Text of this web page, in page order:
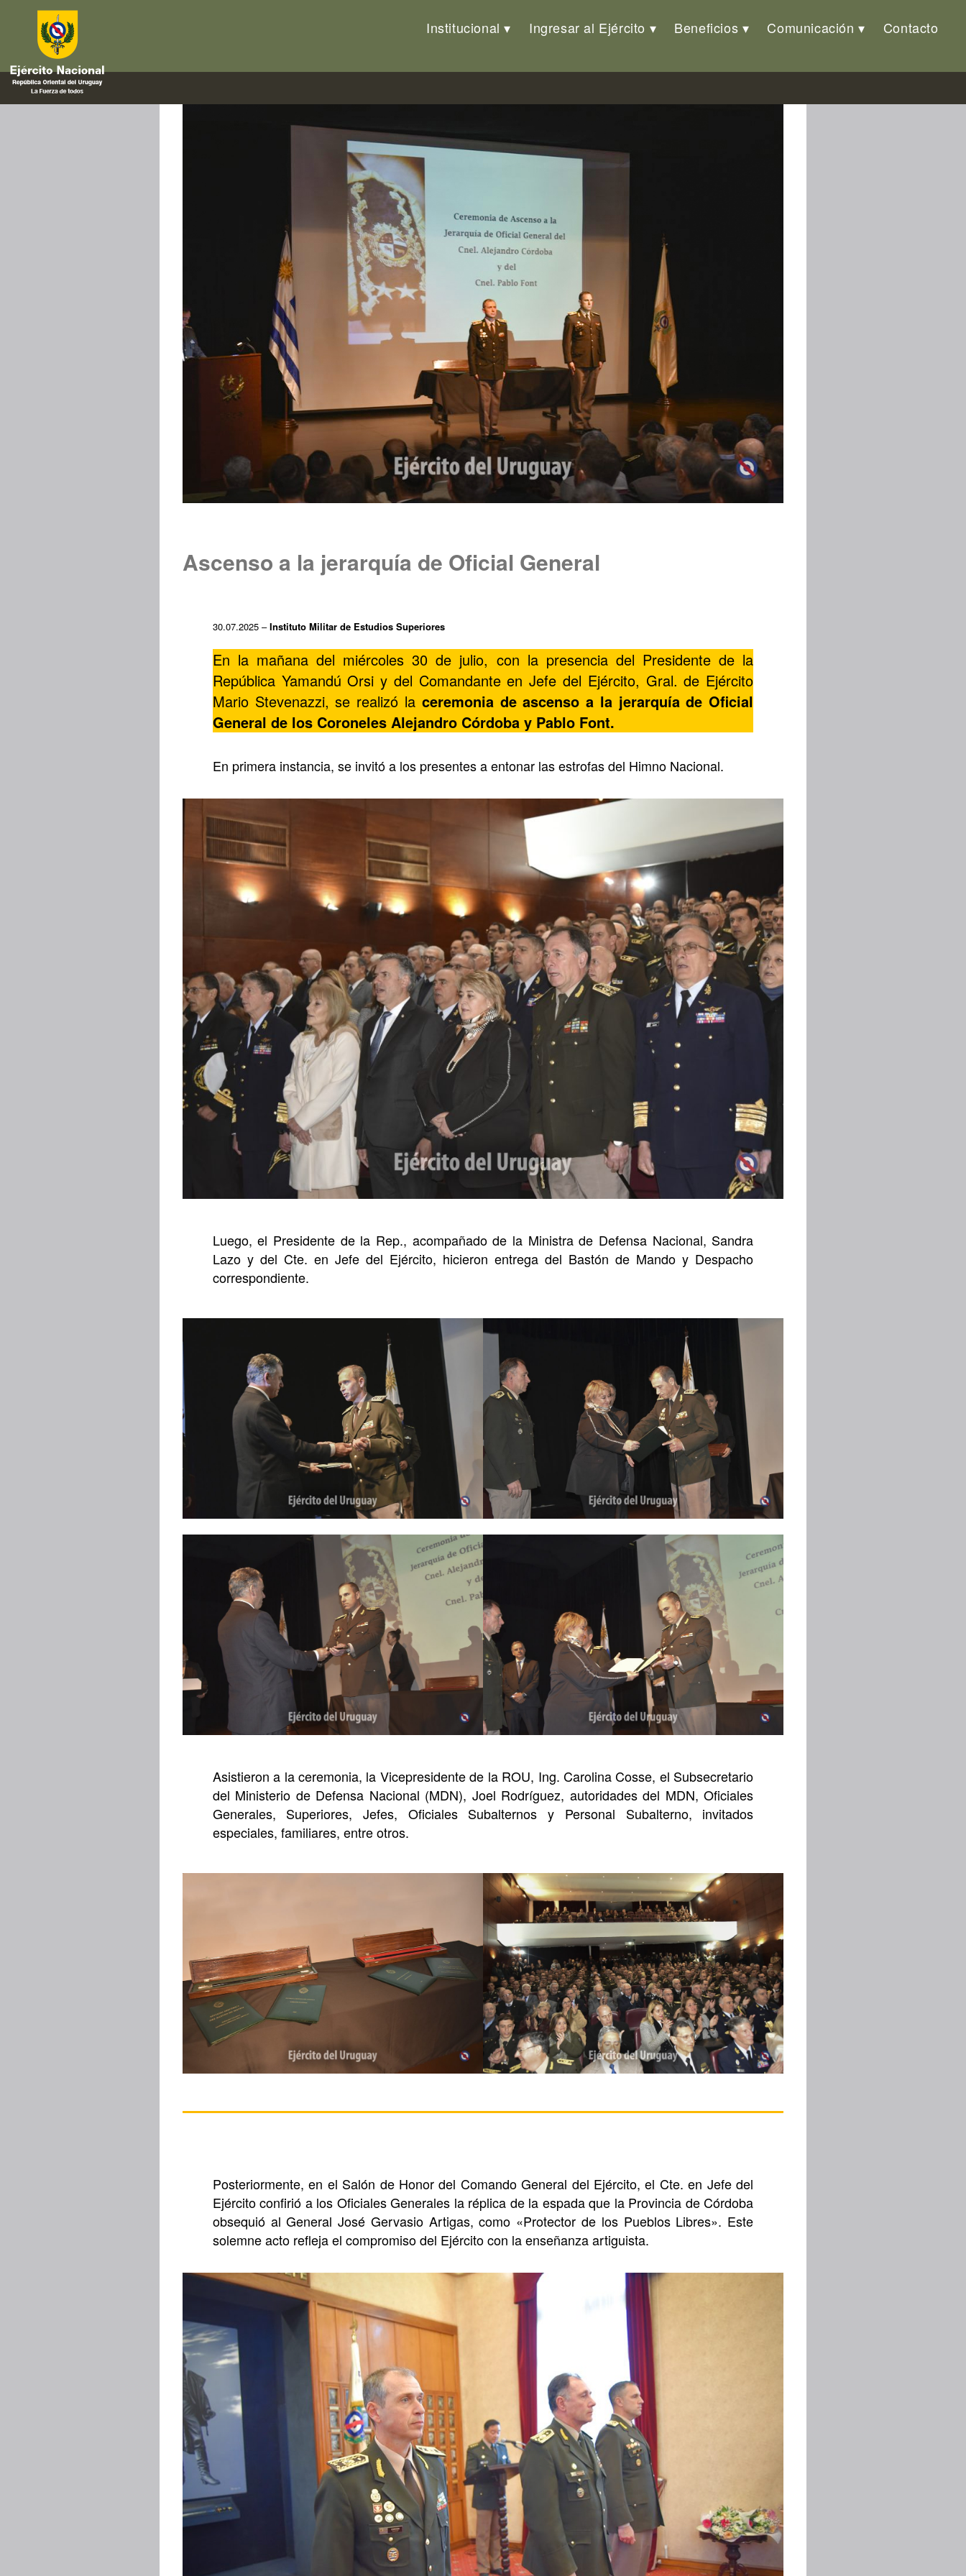
Institucional Ingresar al Ejército Beneficios Comunicación Contacto
Ascenso a la jerarquía de Oficial General
30.07.2025 –Instituto Militar de Estudios Superiores
En la mañana del miércoles 30 de julio, con la presencia del Presidente de la
República Yamandú Orsi y del Comandante en Jefe del Ejército, Gral. de Ejército
Mario Stevenazzi, se realizó la ceremonia de ascenso a la jerarquía de Oficial
General de los Coroneles Alejandro Córdoba y Pablo Font.
En primera instancia, se invitó a los presentes a entonar las estrofas del Himno Nacional.
Luego, el Presidente de la Rep., acompañado de la Ministra de Defensa Nacional, Sandra
Lazo y del Cte. en Jefe del Ejército, hicieron entrega del Bastón de Mando y Despacho
correspondiente.
Asistieron a la ceremonia, la Vicepresidente de la ROU, Ing. Carolina Cosse, el Subsecretario
del Ministerio de Defensa Nacional (MDN), Joel Rodríguez, autoridades del MDN, Oficiales
Generales, Superiores, Jefes, Oficiales Subalternos y Personal Subalterno, invitados
especiales, familiares, entre otros.
Posteriormente, en el Salón de Honor del Comando General del Ejército, el Cte. en Jefe del
Ejército confirió a los Oficiales Generales la réplica de la espada que la Provincia de Córdoba
obsequió al General José Gervasio Artigas, como «Protector de los Pueblos Libres». Este
solemne acto refleja el compromiso del Ejército con la enseñanza artiguista.